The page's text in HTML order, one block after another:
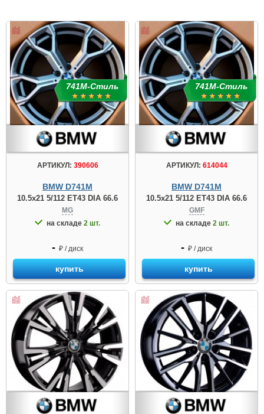
АРТИКУЛ: 390606
741М-Стиль
BMW D741M
10.5x21 5/112 ET43 DIA 66.6
MG
на складе 2 шт.
- ₽ / диск
купить
АРТИКУЛ: 614044
741М-Стиль
BMW D741M
10.5x21 5/112 ET43 DIA 66.6
GMF
на складе 2 шт.
- ₽ / диск
купить